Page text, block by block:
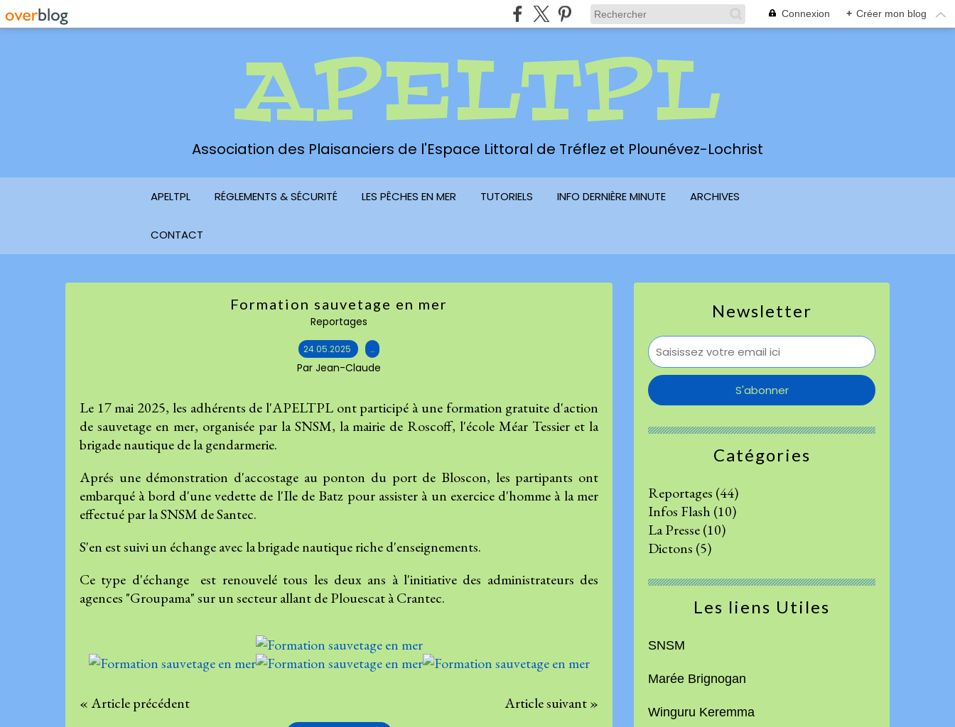
Connexion + Créer mon blog
APELTPL
Association des Plaisanciers de l'Espace Littoral de Tréflez et Plounévez-Lochrist
APELTPL RÉGLEMENTS & SÉCURITÉ LES PÊCHES EN MER TUTORIELS INFO DERNIÈRE MINUTE ARCHIVES
CONTACT
Formation sauvetage en mer
Reportages
24.05.2025 …
Par Jean-Claude
Le 17 mai 2025, les adhérents de l'APELTPL ont participé à une formation gratuite d'action
de sauvetage en mer, organisée par la SNSM, la mairie de Roscoff, l'école Méar Tessier et la
brigade nautique de la gendarmerie.
Aprés une démonstration d'accostage au ponton du port de Bloscon, les partipants ont
embarqué à bord d'une vedette de l'Ile de Batz pour assister à un exercice d'homme à la mer
effectué par la SNSM de Santec.
S'en est suivi un échange avec la brigade nautique riche d'enseignements.
Ce type d'échange est renouvelé tous les deux ans à l'initiative des administrateurs des
agences "Groupama" sur un secteur allant de Plouescat à Crantec.
« Article précédent Article suivant »
Newsletter
Catégories
Reportages (44)
Infos Flash (10)
La Presse(10)
Dictons (5)
Les liens Utiles
SNSM
Marée Brignogan
Winguru Keremma